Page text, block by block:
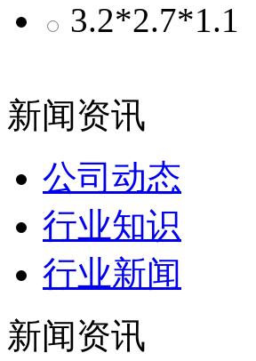
3.2*2.7*1.1
新闻资讯
公司动态
行业知识
行业新闻
新闻资讯